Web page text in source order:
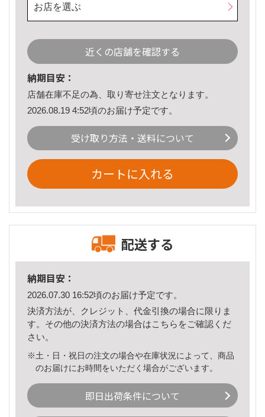
お店を選ぶ
近くの店舗を確認する
納期目安：
店舗在庫不足の為、取り寄せ注文となります。
2026.08.19 4:52頃のお届け予定です。
受け取り方法・送料について
カートに入れる
配送する
納期目安：
2026.07.30 16:52頃のお届け予定です。
決済方法が、クレジット、代金引換の場合に限りま
す。その他の決済方法の場合はこちら をご確認くだ
さい。
※土・日・祝日の注文の場合や在庫状況によって、商品
のお届けにお時間をいただく場合がございます。
即日出荷条件について